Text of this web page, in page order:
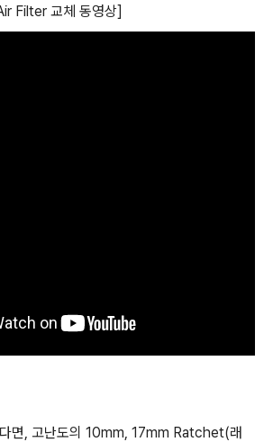
Filter 교체 동영상]
면, 고난도의 10mm, 17mm Ratchet(래